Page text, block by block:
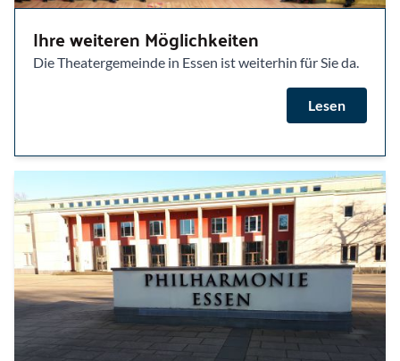
Ihre weiteren Möglichkeiten
Die Theatergemeinde in Essen ist weiterhin für Sie da.
Lesen